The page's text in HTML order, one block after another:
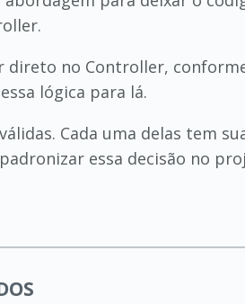
direto no Controller,
lógica para lá.
Cada uma delas tem
essa decisão no